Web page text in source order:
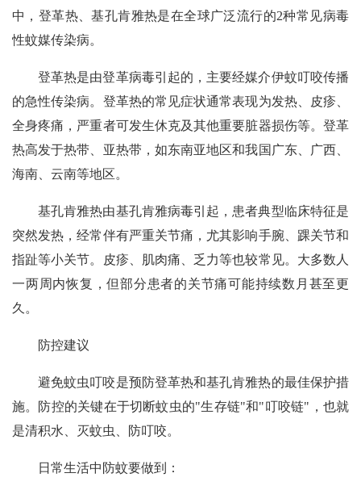
中，登革热、基孔肯雅热是在全球广泛流行的2种常见病毒
性蚊媒传染病。
登革热是由登革病毒引起的，主要经媒介伊蚊叮咬传播
的急性传染病。登革热的常见症状通常表现为发热、皮疹、
全身疼痛，严重者可发生休克及其他重要脏器损伤等。登革
热高发于热带、亚热带，如东南亚地区和我国广东、广西、
海南、云南等地区。
基孔肯雅热由基孔肯雅病毒引起，患者典型临床特征是
突然发热，经常伴有严重关节痛，尤其影响手腕、踝关节和
指趾等小关节。皮疹、肌肉痛、乏力等也较常见。大多数人
一两周内恢复，但部分患者的关节痛可能持续数月甚至更
久。
防控建议
避免蚊虫叮咬是预防登革热和基孔肯雅热的最佳保护措
施。防控的关键在于切断蚊虫的"生存链"和"叮咬链"，也就
是清积水、灭蚊虫、防叮咬。
日常生活中防蚊要做到：